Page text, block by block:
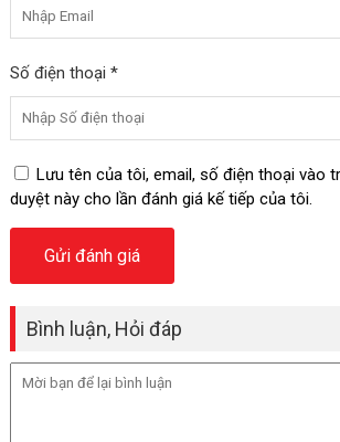
Số điện thoại *
Lưu tên của tôi, email, số điện thoại vào
duyệt này cho lần đánh giá kế tiếp của tôi.
Bình luận, Hỏi đáp